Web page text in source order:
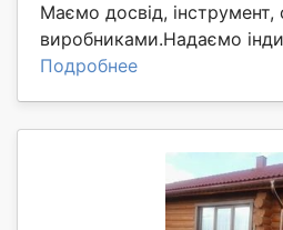
Маємо досвід,
виробниками.Надаємо
Подробнее